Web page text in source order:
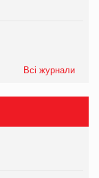
Всі журнали